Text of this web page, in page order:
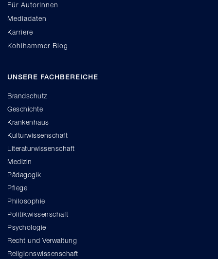
Für AutorInnen
Mediadaten
Karriere
Kohlhammer Blog
UNSERE FACHBEREICHE
Brandschutz
Geschichte
Krankenhaus
Kulturwissenschaft
Literaturwissenschaft
Medizin
Pädagogik
Pflege
Philosophie
Politikwissenschaft
Psychologie
Recht und Verwaltung
Religionswissenschaft